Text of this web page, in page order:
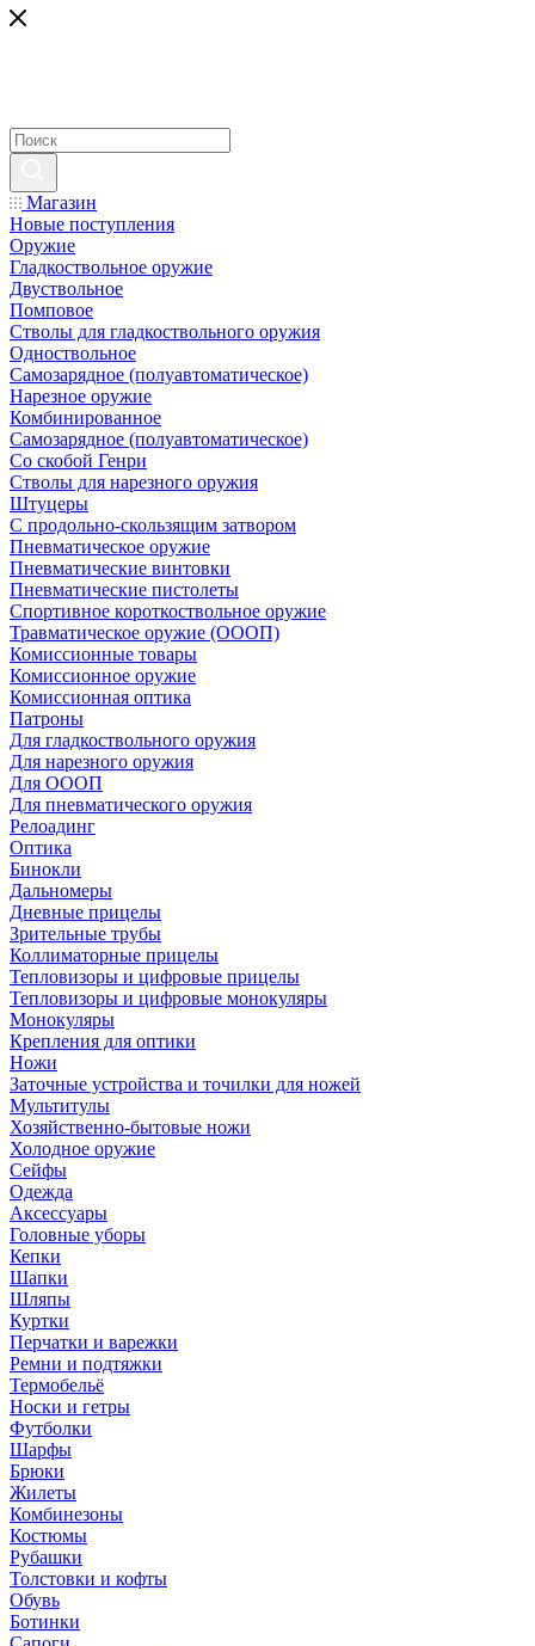
Магазин
Новые поступления
Оружие
Гладкоствольное оружие
Двуствольное
Помповое
Стволы для гладкоствольного оружия
Одноствольное
Самозарядное (полуавтоматическое)
Нарезное оружие
Комбинированное
Самозарядное (полуавтоматическое)
Со скобой Генри
Стволы для нарезного оружия
Штуцеры
С продольно-скользящим затвором
Пневматическое оружие
Пневматические винтовки
Пневматические пистолеты
Спортивное короткоствольное оружие
Травматическое оружие (ОООП)
Комиссионные товары
Комиссионное оружие
Комиссионная оптика
Патроны
Для гладкоствольного оружия
Для нарезного оружия
Для ОООП
Для пневматического оружия
Релоадинг
Оптика
Бинокли
Дальномеры
Дневные прицелы
Зрительные трубы
Коллиматорные прицелы
Тепловизоры и цифровые прицелы
Тепловизоры и цифровые монокуляры
Монокуляры
Крепления для оптики
Ножи
Заточные устройства и точилки для ножей
Мультитулы
Хозяйственно-бытовые ножи
Холодное оружие
Сейфы
Одежда
Аксессуары
Головные уборы
Кепки
Шапки
Шляпы
Куртки
Перчатки и варежки
Ремни и подтяжки
Термобельё
Носки и гетры
Футболки
Шарфы
Брюки
Жилеты
Комбинезоны
Костюмы
Рубашки
Толстовки и кофты
Обувь
Ботинки